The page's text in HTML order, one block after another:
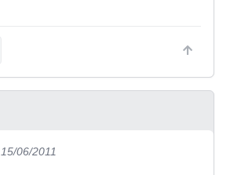
06/2011